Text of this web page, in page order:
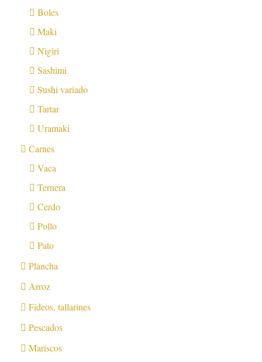
Boles
Maki
Nigiri
Sashimi
Sushi variado
Tartar
Uramaki
Carnes
Vaca
Ternera
Cerdo
Pollo
Pato
Plancha
Arroz
Fideos, tallarines
Pescados
Mariscos